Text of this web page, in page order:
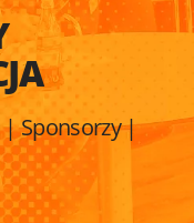
|Sponsorzy|